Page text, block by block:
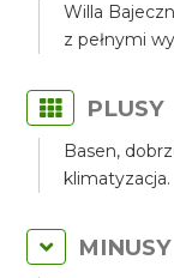
Willa
z pełnymi
PLUSY
Basen,
klimatyzacja.
MINUSY